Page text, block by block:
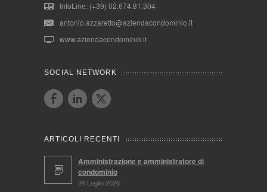
InfoLine: (+39) 02.674.81.304
antonio.azzaretto@aziendacondominio.it
www.aziendacondominio.it
SOCIAL NETWORK
ARTICOLI RECENTI
Amministrazione e amministratore di
condominio
24 Luglio 2026